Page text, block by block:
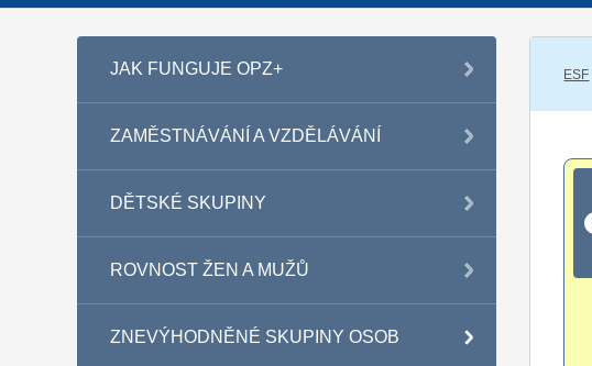
JAK FUNGUJE OPZ+
ZAMĚSTNÁVÁNÍ A VZDĚLÁVÁNÍ
DĚTSKÉ SKUPINY
ROVNOST ŽEN A MUŽŮ
ZNEVÝHODNĚNÉ SKUPINY OSOB
ESF